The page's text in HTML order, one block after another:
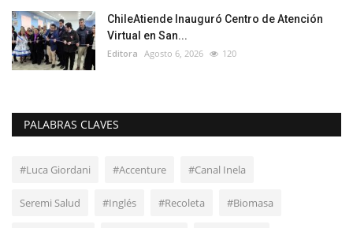
ChileAtiende Inauguró Centro de Atención
Virtual en San...
Editora Agosto 6, 2026 120
PALABRAS CLAVES
#Luca Giordani #Accenture #Canal Inela
Seremi Salud #Inglés #Recoleta #Biomasa